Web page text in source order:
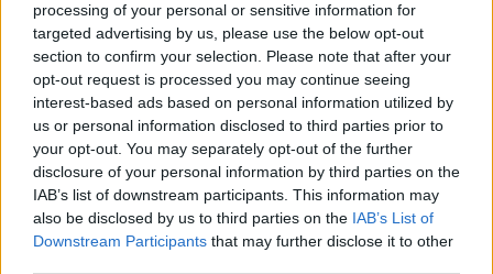
processing of your personal or sensitive information for
targeted advertising by us, please use the below opt-out
section to confirm your selection. Please note that after your
opt-out request is processed you may continue seeing
interest-based ads based on personal information utilized by
us or personal information disclosed to third parties prior to
your opt-out. You may separately opt-out of the further
disclosure of your personal information by third parties on the
IAB’s list of downstream participants. This information may
also be disclosed by us to third parties on the IAB’s List of
Downstream Participants that may further disclose it to other
Hírek
Videók
Kisállatok egészsége
#allergia#influenza#cukorbetegség
#orvosmeteorológia#vérnyomás#stroke#rákbetegség
#pajzsmirigy #reflux#ekcéma #herpesz
Regisztráció